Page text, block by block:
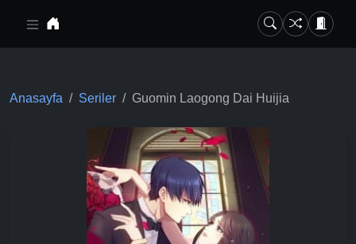
Anasayfa Seriler Guomin Laogong Dai Huijia